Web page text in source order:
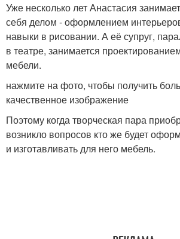
Уже несколько лет Анастасия
себя делом - оформлением
навыки в рисовании. А её супруг,
в театре, занимается
мебели.
нажмите на фото, чтобы получить
качественное изображение
Поэтому когда творческая пара
возникло вопросов кто же будет
и изготавливать для него мебель.